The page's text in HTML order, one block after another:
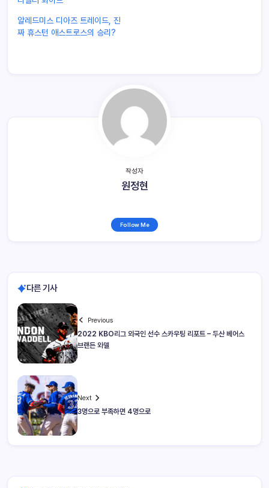
알레드미스 디아즈 트레이드, 진
짜 휴스턴 애스트로스의 승리?
작성자
원정현
Follow Me
다른 기사
Previous
2022 KBO리그 외국인 선수 스카우팅 리포트 – 두산 베어스
브랜든 와델
Next
3명으로 부족하면 4명으로